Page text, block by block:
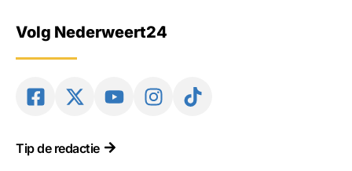
Volg Nederweert24
Tip de redactie